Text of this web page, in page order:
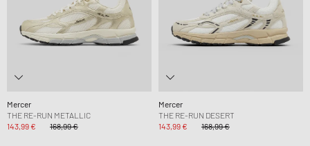
Mercer
THE RE-RUN METALLIC
143,99 €
168,99 €
Mercer
THE RE-RUN DESERT
143,99 €
168,99 €